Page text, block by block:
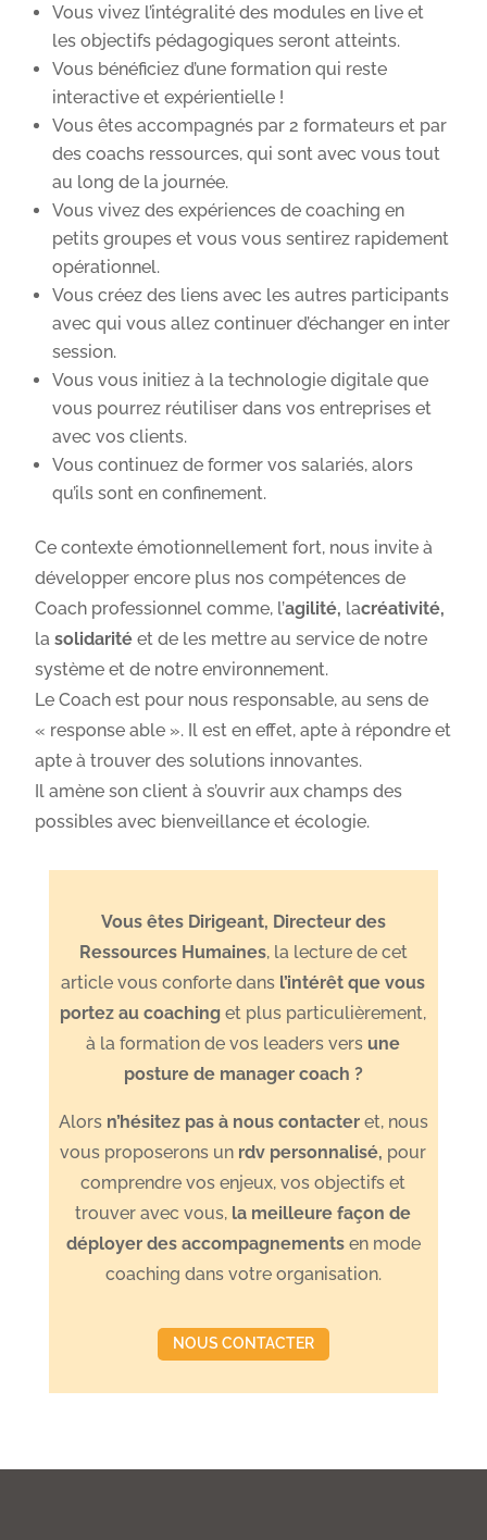
Vous vivez l’intégralité des modules en live et
les objectifs pédagogiques seront atteints.
Vous bénéficiez d’une formation qui reste
interactive et expérientielle !
Vous êtes accompagnés par 2 formateurs et par
des coachs ressources, qui sont avec vous tout
au long de la journée.
Vous vivez des expériences de coaching en
petits groupes et vous vous sentirez rapidement
opérationnel.
Vous créez des liens avec les autres participants
avec qui vous allez continuer d’échanger en inter
session.
Vous vous initiez à la technologie digitale que
vous pourrez réutiliser dans vos entreprises et
avec vos clients.
Vous continuez de former vos salariés, alors
qu’ils sont en confinement.
Ce contexte émotionnellement fort, nous invite à
développer encore plus nos compétences de
Coach professionnel comme, l’agilité, lacréativité,
la solidaritéet de les mettre au service de notre
système et de notre environnement.
Le Coach est pour nous responsable, au sens de
« response able ». Il est en effet, apte à répondre et
apte à trouver des solutions innovantes.
Il amène son client à s’ouvrir aux champs des
possibles avec bienveillance et écologie.
Vous êtes Dirigeant, Directeur des
Ressources Humaines, la lecture de cet
article vous conforte dans l’intérêt que vous
portez au coaching et plus particulièrement,
à la formation de vos leaders vers une
posture de manager coach ?
Alors n’hésitez pas à nous contacteret, nous
vous proposerons un rdv personnalisé, pour
comprendre vos enjeux, vos objectifs et
trouver avec vous, la meilleure façon de
déployer des accompagnementsen mode
coaching dans votre organisation.
NOUS CONTACTER